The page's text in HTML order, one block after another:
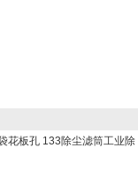
花板孔 133除尘滤筒工业除